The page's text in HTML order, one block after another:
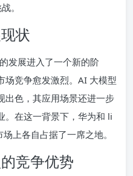
。
状
发展进入了一个新的阶
场竞争愈发激烈。AI 大模型
出色，其应用场景还进一步
。在这一背景下，华为和 li
上各自占据了一席之地。
竞争优势